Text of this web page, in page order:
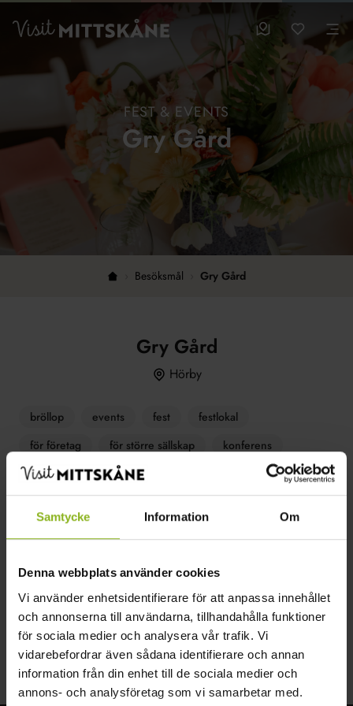
Samtycke Information Om
Denna webbplats använder cookies
Vi använder enhetsidentifierare för att anpassa innehållet
och annonserna till användarna, tillhandahålla funktioner
för sociala medier och analysera vår trafik. Vi
vidarebefordrar även sådana identifierare och annan
information från din enhet till de sociala medier och
annons- och analysföretag som vi samarbetar med.
Hoppa till huvudinnehållet
Visit MittSkåne
BesöksmålMina
FEST & EVENTS
Gry Gård
Hem Besöksmål Gry Gård
Gry Gård
Hörby
bröllop events fest
festlokal
för företag
för större sällskap
konferens
lokal
möten
Spara Dela
www.instagram.com/grygard
Nunnäs 4109